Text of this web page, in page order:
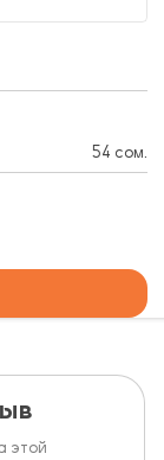
54 сом.
этой